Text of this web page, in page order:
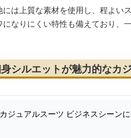
には上質な素材を使用し、程よい
になりにくい特性も備えており、
シルエットが魅力的なカ